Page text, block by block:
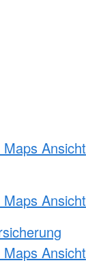
Ansicht
Ansicht
Ansicht